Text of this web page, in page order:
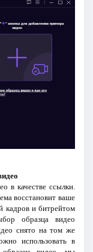
в качестве ссылки.
восстановит ваше
кадров и битрейтом
образца видео
снято на том же
использовать в